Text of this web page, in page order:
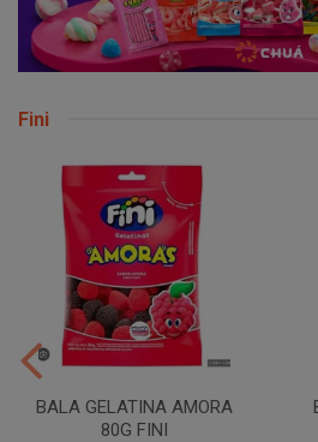
Fini
BALA GELATINA AMORA
80G FINI